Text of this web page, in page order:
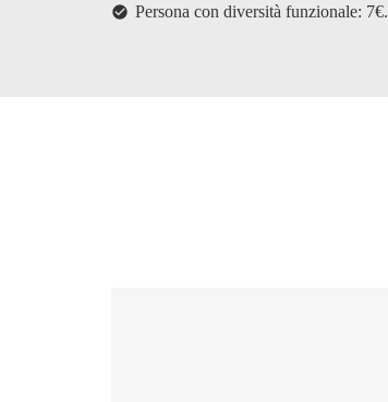
check_circle Persona con diversità funzionale: 7€.